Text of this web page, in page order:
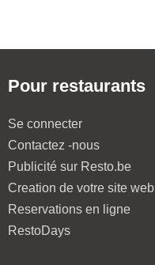
Pour restaurants
Se connecter
Contactez -nous
Publicité sur Resto.be
Creation de votre site web
Reservations en ligne
RestoDays